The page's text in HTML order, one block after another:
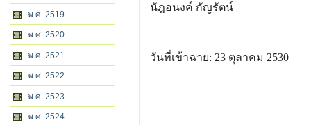
พ.ศ. 2519
พ.ศ. 2520
พ.ศ. 2521
พ.ศ. 2522
พ.ศ. 2523
พ.ศ. 2524
นัฎอนงค์ กัญรัตน์
วันที่เข้าฉาย: 23 ตุลาคม 2530